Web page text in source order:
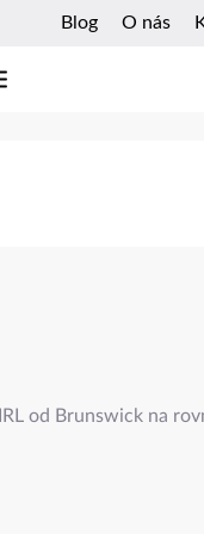
Blog O nás
od Brunswick na